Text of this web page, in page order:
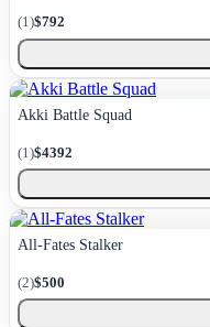
(1)$792
Akki Battle Squad
(1)$4392
All-Fates Stalker
(2)$500